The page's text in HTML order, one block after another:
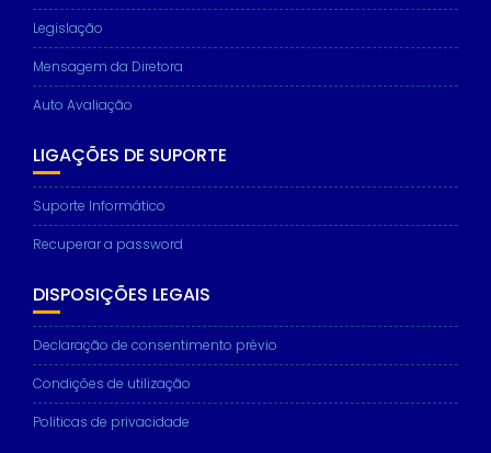
Legislação
Mensagem da Diretora
Auto Avaliação
LIGAÇÕES DE SUPORTE
Suporte Informático
Recuperar a password
DISPOSIÇÕES LEGAIS
Declaração de consentimento prévio
Condições de utilização
Politicas de privacidade